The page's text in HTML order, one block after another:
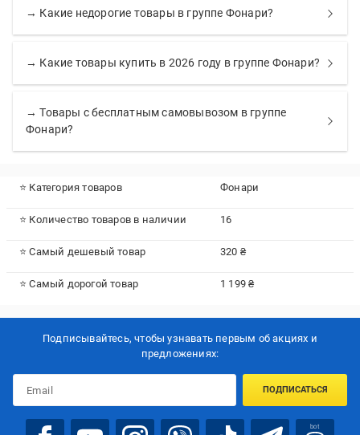
→ Какие недорогие товары в группе Фонари?
→ Какие товары купить в 2026 году в группе Фонари?
→ Товары с бесплатным самовывозом в группе
Фонари?
⭐ Категория товаров Фонари
⭐ Количество товаров в наличии 16
⭐ Самый дешевый товар 320 ₴
⭐ Самый дорогой товар 1 199 ₴
Подписывайтесь, чтобы узнавать первым об акцияx и
предложениях:
ПОДПИСАТЬСЯ
bot